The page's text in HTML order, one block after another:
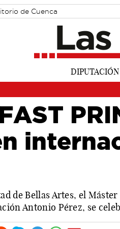
de Cuenca
de Bellas Artes, el
Antonio Pérez, se